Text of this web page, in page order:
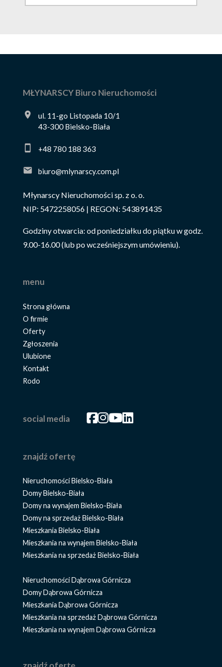
MŁYNARSCY Biuro Nieruchomości
ul. 11-go Listopada 10/1
43-300 Bielsko-Biała
+48 780 188 363
biuro@mlynarscy.com.pl
Młynarscy Nieruchomości sp. z o. o.
NIP: 5472258056 | REGON: 543891435
Godziny otwarcia: od poniedziałku do piątku w godz.
9.00-16.00 (lub po wcześniejszym umówieniu).
menu
Strona główna
O firmie
Oferty
Zgłoszenia
Ulubione
Kontakt
Rodo
social media Facebook
Facebook
Facebook
Facebook
znajdź ofertę
Nieruchomości Bielsko-Biała
Domy Bielsko-Biała
Domy na wynajem Bielsko-Biała
Domy na sprzedaż Bielsko-Biała
Mieszkania Bielsko-Biała
Mieszkania na wynajem Bielsko-Biała
Mieszkania na sprzedaż Bielsko-Biała
Nieruchomości Dąbrowa Górnicza
Domy Dąbrowa Górnicza
Mieszkania Dąbrowa Górnicza
Mieszkania na sprzedaż Dąbrowa Górnicza
Mieszkania na wynajem Dąbrowa Górnicza